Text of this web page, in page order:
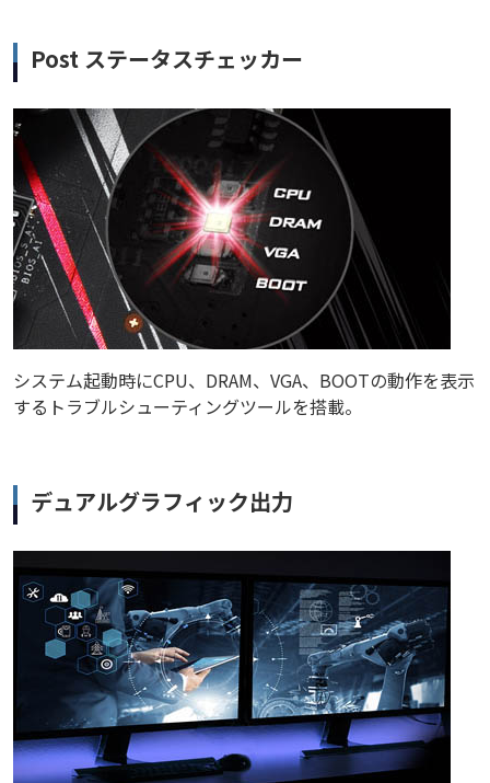
Post ステータスチェッカー
システム起動時にCPU、DRAM、VGA、BOOTの動作を表示
するトラブルシューティングツールを搭載。
デュアルグラフィック出力